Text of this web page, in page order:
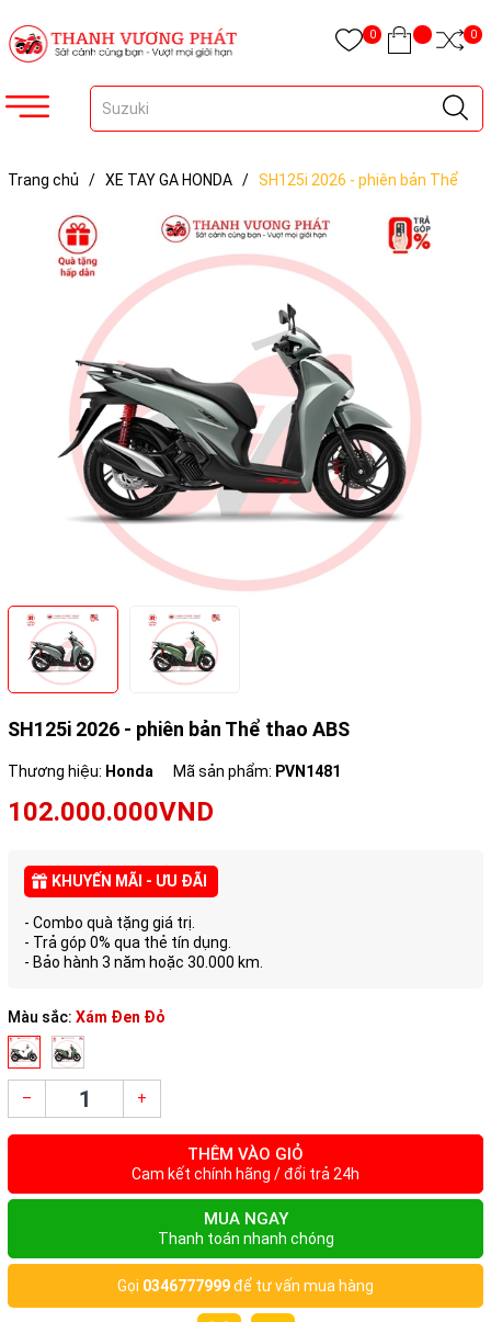
0 0
Trang chủ / XE TAY GA HONDA / SH125i 2026 - phiên bản Thể
SH125i 2026 - phiên bản Thể thao ABS
Thương hiệu: Honda Mã sản phẩm: PVN1481
102.000.000VND
KHUYẾN MÃI - ƯU ĐÃI
- Combo quà tặng giá trị.
- Trả góp 0% qua thẻ tín dụng.
- Bảo hành 3 năm hoặc 30.000 km.
Màu sắc: Xám Đen Đỏ
– +
THÊM VÀO GIỎ
Cam kết chính hãng / đổi trả 24h
MUA NGAY
Thanh toán nhanh chóng
Gọi 0346777999để tư vấn mua hàng